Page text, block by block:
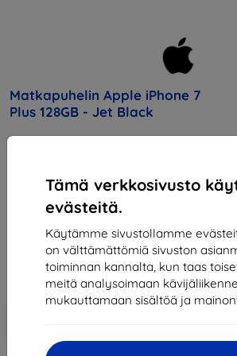
Tämä verkkosivusto
evästeitä.
Käytämme sivustollamme
on välttämättömiä sivuston
toiminnan kannalta, kun taas
meitä analysoimaan
mukauttamaan sisältöä ja
Matkapuhelin Apple iPhone 7
Plus 128GB - Jet Black
lisävarusteista!
724,90 €
652,41 €
Alennus kupongilla